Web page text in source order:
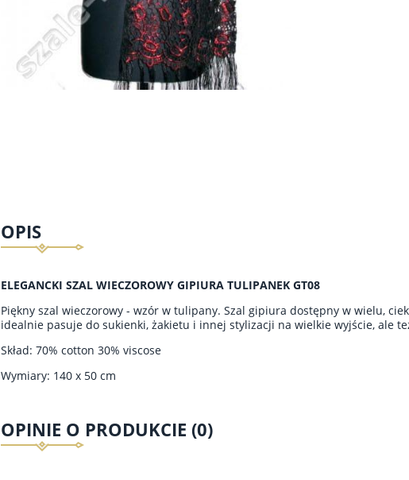
OPIS
ELEGANCKI SZAL WIECZOROWY GIPIURA TULIPANEK GT08
Piękny szal wieczorowy - wzór w tulipany. Szal gipiura dostępny w wielu,
idealnie pasuje do sukienki, żakietu i innej stylizacji na wielkie wyjście, ale
Skład: 70% cotton 30% viscose
Wymiary: 140 x 50 cm
OPINIE O PRODUKCIE (0)